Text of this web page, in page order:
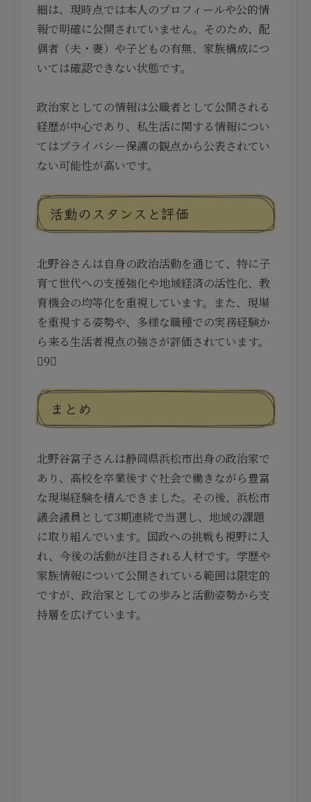
細は、現時点では本人のプロフィールや公的情
報で明確に公開されていません。そのため、配
偶者（夫・妻）や子どもの有無、家族構成につ
いては確認できない状態です。
政治家としての情報は公職者として公開される
経歴が中心であり、私生活に関する情報につい
てはプライバシー保護の観点から公表されてい
ない可能性が高いです。
活動のスタンスと評価
北野谷さんは自身の政治活動を通じて、特に子
育て世代への支援強化や地域経済の活性化、教
育機会の均等化を重視しています。また、現場
を重視する姿勢や、多様な職種での実務経験か
ら来る生活者視点の強さが評価されています。
9
まとめ
北野谷富子さんは静岡県浜松市出身の政治家で
あり、高校を卒業後すぐ社会で働きながら豊富
な現場経験を積んできました。その後、浜松市
議会議員として3期連続で当選し、地域の課題
に取り組んでいます。国政への挑戦も視野に入
れ、今後の活動が注目される人材です。学歴や
家族情報について公開されている範囲は限定的
ですが、政治家としての歩みと活動姿勢から支
持層を広げています。